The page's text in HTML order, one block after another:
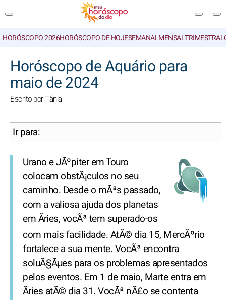
HORÓSCOPO 2026HORÓSCOPO DE HOJESEMANALMENSALTRIMESTRAL
Horóscopo de Aquário para
maio de 2024
Escrito por Tânia
Ir para:
Urano e JÃºpiter em Touro
colocam obstÃ¡culos no seu
caminho. Desde o mÃªs passado,
com a valiosa ajuda dos planetas
em Ãries, vocÃª tem superado-os
com mais facilidade. AtÃ© dia 15, MercÃºrio
fortalece a sua mente. VocÃª encontra
soluÃ§Ãµes para os problemas apresentados
pelos eventos. Em 1 de maio, Marte entra em
Ãries atÃ© dia 31. VocÃª nÃ£o se contenta